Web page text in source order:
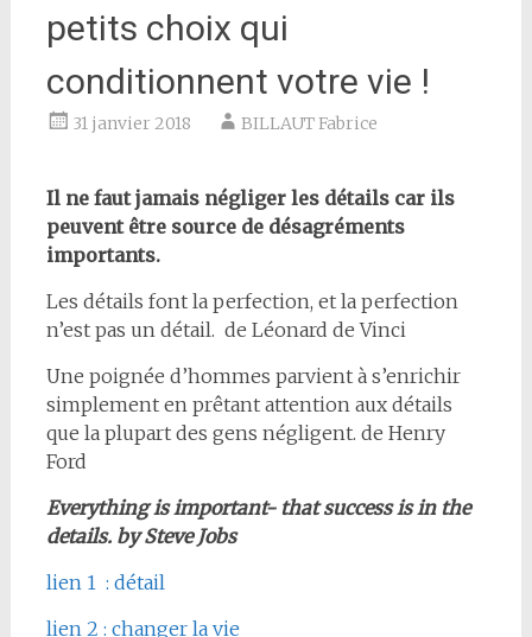
petits choix qui
conditionnent votre vie !
31 janvier 2018 BILLAUT Fabrice
Il ne faut jamais négliger les détails car ils
peuvent être source de désagréments
importants.
Les détails font la perfection, et la perfection
n’est pas un détail. de Léonard de Vinci
Une poignée d’hommes parvient à s’enrichir
simplement en prêtant attention aux détails
que la plupart des gens négligent. de Henry
Ford
Everything is important- that success is in the
details. by Steve Jobs
lien 1 : détail
lien 2 : changer la vie